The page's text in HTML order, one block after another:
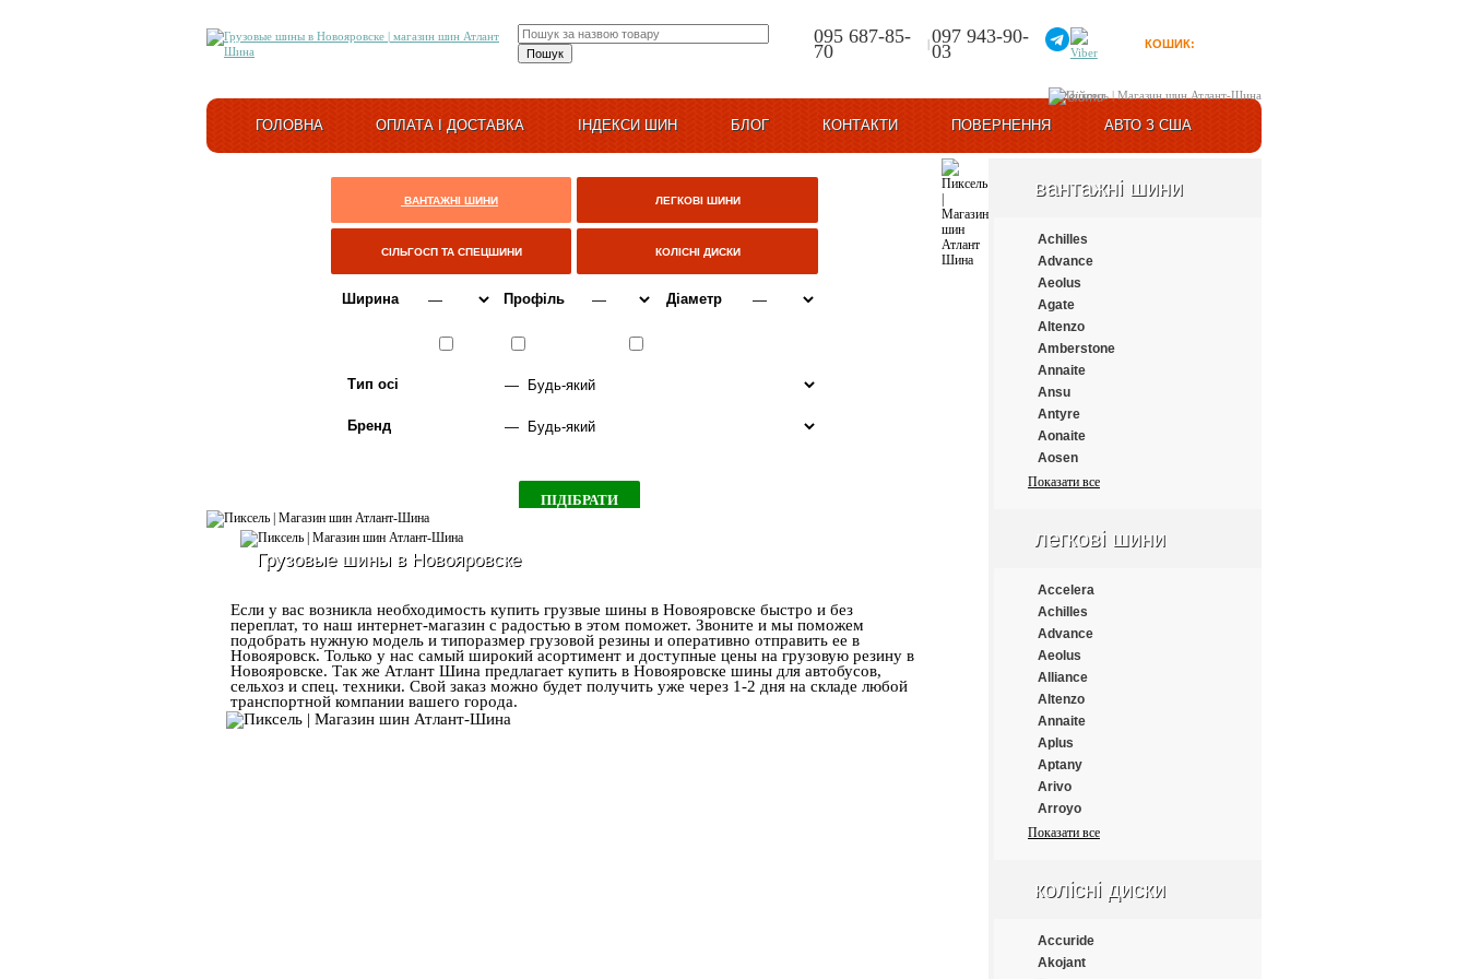
095 687-85-
70 |097 943-90-
03 КОШИК:
Увійти
ГОЛОВНА ОПЛАТА І ДОСТАВКА ІНДЕКСИ ШИН БЛОГ КОНТАКТИ ПОВЕРНЕННЯ АВТО З США
ВАНТАЖНІ ШИНИ ЛЕГКОВІ ШИНИ
СІЛЬГОСП ТА СПЕЦШИНИ КОЛІСНІ ДИСКИ
Ширина Профіль Діаметр
Тип осі
Бренд
Грузовые шины в Новояровске
Если у вас возникла необходимость купить грузвые шины в Новояровске быстро и без
переплат, то наш интернет-магазин с радостью в этом поможет. Звоните и мы поможем
подобрать нужную модель и типоразмер грузовой резины и оперативно отправить ее в
Новояровск. Только у нас самый широкий асортимент и доступные цены на грузовую резину в
Новояровске. Так же Атлант Шина предлагает купить в Новояровске шины для автобусов,
сельхоз и спец. техники. Свой заказ можно будет получить уже через 1-2 дня на складе любой
транспортной компании вашего города.
вантажні шини
Achilles
Advance
Aeolus
Agate
Altenzo
Amberstone
Annaite
Ansu
Antyre
Aonaite
Aosen
Aplus
Armforce
Atlander
Aufine
Austone
Autogrip
Barum
Benton
Bestrich
BFGoodrich
Blacklion
Bontyre
Boto
Bridgestone
Changfeng
Compasal
Constancy
Показати все
легкові шини
Accelera
Achilles
Advance
Aeolus
Alliance
Altenzo
Annaite
Aplus
Aptany
Arivo
Arroyo
Atlander
Austone
Bars
Barum
Показати все
колісні диски
Accuride
Akojant